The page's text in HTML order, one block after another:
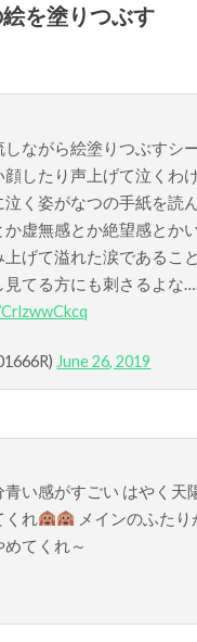
を塗りつぶす
しながら絵塗りつぶすシ
したり声上げて泣くわ
く姿がなつの手紙を読
か虚無感とか絶望感とか
げて溢れた涙であるこ
見てる方にも刺さるよな
June 26, 2019
青い感がすごい はやく天
くれ
メインのふた
てくれ～